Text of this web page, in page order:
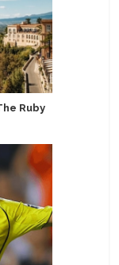
Ruby